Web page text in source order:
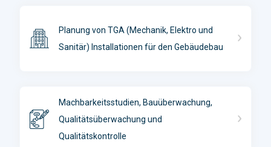
Planung von TGA (Mechanik, Elektro und
Sanitär) Installationen für den Gebäudebau
Machbarkeitsstudien, Bauüberwachung,
Qualitätsüberwachung und
Qualitätskontrolle